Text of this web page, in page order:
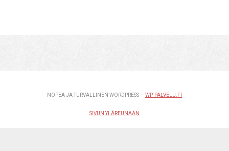
NOPEA JA TURVALLINEN WORDPRESS — WP-PALVELU.FI
SIVUN YLÄREUNAAN